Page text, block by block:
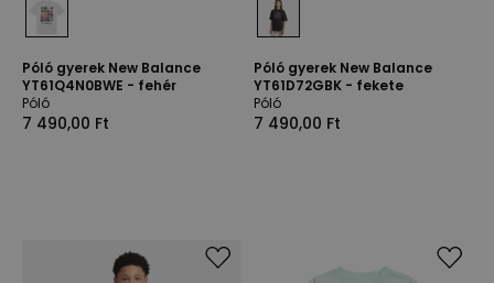
Póló gyerek New Balance
YT61Q4N0BWE - fehér
Póló
7 490,00 Ft
Póló gyerek New Balance
YT61D72GBK - fekete
Póló
7 490,00 Ft